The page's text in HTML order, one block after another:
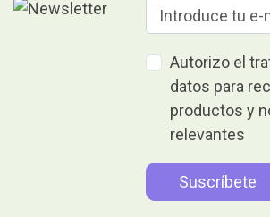
Autorizo el
datos para
productos y
relevantes